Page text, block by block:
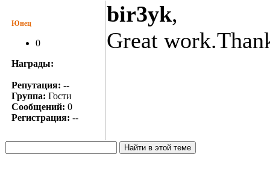
Юнец
0
Награды:
Репутация: --
Группа: Гости
Сообщений: 0
Регистрация: --
bir3yk,
Great